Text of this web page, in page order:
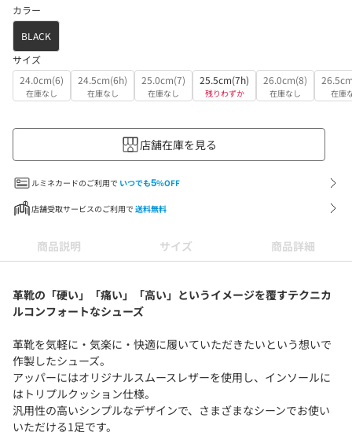
カラー
BLACK
サイズ
24.0cm(6)
在庫なし
24.5cm(6h)
在庫なし
25.0cm(7)
在庫なし
25.5cm(7h)
残りわずか
26.0cm(8)
在庫なし 在庫
店舗在庫を見る
ルミネカードのご利用で いつでも5%OFF
店舗受取サービスのご利用で 送料無料
商品説明 サイズ 商品詳細
革靴の「硬い」「痛い」「高い」というイメージを覆すテクニカ
ルコンフォートなシューズ
革靴を気軽に・気楽に・快適に履いていただきたいという想いで
作製したシューズ。
アッパーにはオリジナルスムースレザーを使用し、インソールに
はトリプルクッション仕様。
汎用性の高いシンプルなデザインで、さまざまなシーンでお使い
いただける1足です。